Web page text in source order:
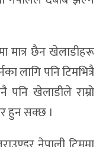
मात्र छैन खेलाडीहरू
लागि पनि टिमभित्रै
पनि खेलाडीले राम्रो
हुन सक्छ ।